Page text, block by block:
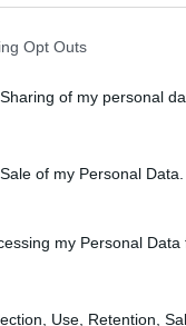
Opt Outs
of my personal
of my Personal Data.
my Personal Data
Use, Retention,